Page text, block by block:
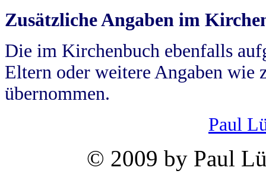
Zusätzliche Angaben im
Die im Kirchenbuch ebenfalls
Eltern oder weitere Angaben wie
übernommen.
Paul
© 2009 by Paul